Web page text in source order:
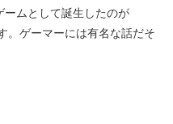
ムとして誕生したのが
。ゲーマーには有名な話だそ